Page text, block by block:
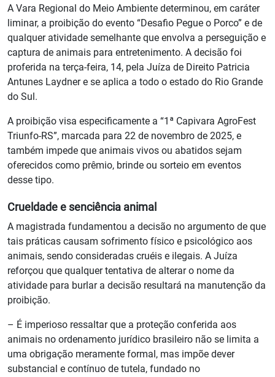
A Vara Regional do Meio Ambiente determinou, em caráter
liminar, a proibição do evento “Desafio Pegue o Porco” e de
qualquer atividade semelhante que envolva a perseguição e
captura de animais para entretenimento. A decisão foi
proferida na terça-feira, 14, pela Juíza de Direito Patricia
Antunes Laydner e se aplica a todo o estado do Rio Grande
do Sul.
A proibição visa especificamente a “1ª Capivara AgroFest
Triunfo-RS”, marcada para 22 de novembro de 2025, e
também impede que animais vivos ou abatidos sejam
oferecidos como prêmio, brinde ou sorteio em eventos
desse tipo.
Crueldade e senciência animal
A magistrada fundamentou a decisão no argumento de que
tais práticas causam sofrimento físico e psicológico aos
animais, sendo consideradas cruéis e ilegais. A Juíza
reforçou que qualquer tentativa de alterar o nome da
atividade para burlar a decisão resultará na manutenção da
proibição.
– É imperioso ressaltar que a proteção conferida aos
animais no ordenamento jurídico brasileiro não se limita a
uma obrigação meramente formal, mas impõe dever
substancial e contínuo de tutela, fundado no